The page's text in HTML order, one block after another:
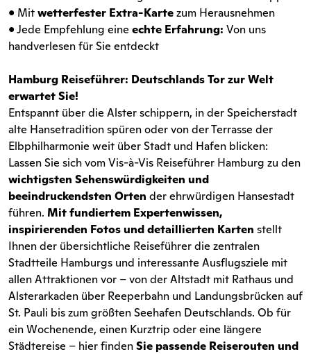
• Mitwetterfester Extra-Kartezum Herausnehmen
• Jede Empfehlung eine echte Erfahrung: Von uns
handverlesen für Sie entdeckt
Hamburg Reiseführer: Deutschlands Tor zur Welt
erwartet Sie!
Entspannt über die Alster schippern, in der Speicherstadt
alte Hansetradition spüren oder von der Terrasse der
Elbphilharmonie weit über Stadt und Hafen blicken:
Lassen Sie sich vom Vis-à-Vis Reiseführer Hamburg zu den
wichtigsten Sehenswürdigkeiten und
beeindruckendsten Orten der ehrwürdigen Hansestadt
führen. Mit fundiertem Expertenwissen,
inspirierenden Fotos und detaillierten Karten stellt
Ihnen der übersichtliche Reiseführer die zentralen
Stadtteile Hamburgs und interessante Ausflugsziele mit
allen Attraktionen vor – von der Altstadt mit Rathaus und
Alsterarkaden über Reeperbahn und Landungsbrücken auf
St. Pauli bis zum größten Seehafen Deutschlands. Ob für
ein Wochenende, einen Kurztrip oder eine längere
Städtereise – hier findenSie passende Reiserouten und